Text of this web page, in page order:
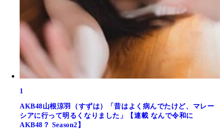
1
AKB48山根涼羽（すずは）「昔はよく病んでたけど、マレー
シアに行って明るくなりました」【連載 なんで令和に
AKB48？ Season2】